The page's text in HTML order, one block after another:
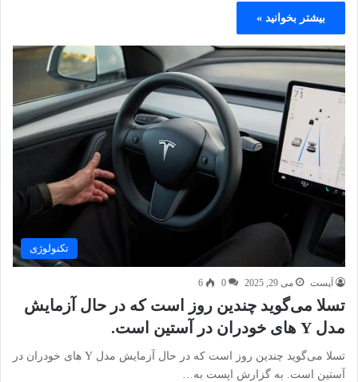
بیشتر بخوانید »
تکنولوژی
اَپست می 29, 2025 0
6
تسلا می‌گوید چندین روز است که در حال آزمایش
مدل Y های خودران در آستین است.
تسلا می‌گوید چندین روز است که در حال آزمایش مدل Y های خودران در
آستین است. به گزارش اپست به…